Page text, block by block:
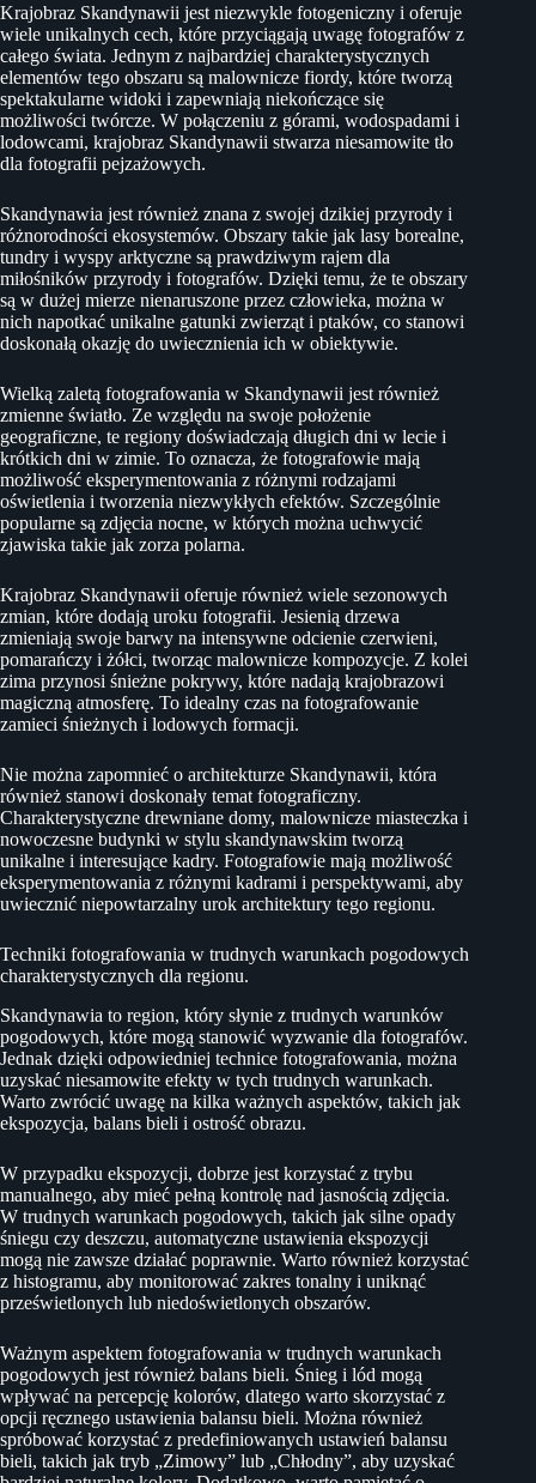
Krajobraz Skandynawii jest niezwykle fotogeniczny i oferuje
wiele unikalnych cech, które przyciągają uwagę fotografów z
całego świata. Jednym z najbardziej charakterystycznych
elementów tego obszaru są malownicze fiordy, które tworzą
spektakularne widoki i zapewniają niekończące się
możliwości twórcze. W połączeniu z górami, wodospadami i
lodowcami, krajobraz Skandynawii stwarza niesamowite tło
dla fotografii pejzażowych.
Skandynawia jest również znana z swojej dzikiej przyrody i
różnorodności ekosystemów. Obszary takie jak lasy borealne,
tundry i wyspy arktyczne są prawdziwym rajem dla
miłośników przyrody i fotografów. Dzięki temu, że te obszary
są w dużej mierze nienaruszone przez człowieka, można w
nich napotkać unikalne gatunki zwierząt i ptaków, co stanowi
doskonałą okazję do uwiecznienia ich w obiektywie.
Wielką zaletą fotografowania w Skandynawii jest również
zmienne światło. Ze względu na swoje położenie
geograficzne, te regiony doświadczają długich dni w lecie i
krótkich dni w zimie. To oznacza, że fotografowie mają
możliwość eksperymentowania z różnymi rodzajami
oświetlenia i tworzenia niezwykłych efektów. Szczególnie
popularne są zdjęcia nocne, w których można uchwycić
zjawiska takie jak zorza polarna.
Krajobraz Skandynawii oferuje również wiele sezonowych
zmian, które dodają uroku fotografii. Jesienią drzewa
zmieniają swoje barwy na intensywne odcienie czerwieni,
pomarańczy i żółci, tworząc malownicze kompozycje. Z kolei
zima przynosi śnieżne pokrywy, które nadają krajobrazowi
magiczną atmosferę. To idealny czas na fotografowanie
zamieci śnieżnych i lodowych formacji.
Nie można zapomnieć o architekturze Skandynawii, która
również stanowi doskonały temat fotograficzny.
Charakterystyczne drewniane domy, malownicze miasteczka i
nowoczesne budynki w stylu skandynawskim tworzą
unikalne i interesujące kadry. Fotografowie mają możliwość
eksperymentowania z różnymi kadrami i perspektywami, aby
uwiecznić niepowtarzalny urok architektury tego regionu.
Techniki fotografowania w trudnych warunkach pogodowych
charakterystycznych dla regionu.
Skandynawia to region, który słynie z trudnych warunków
pogodowych, które mogą stanowić wyzwanie dla fotografów.
Jednak dzięki odpowiedniej technice fotografowania, można
uzyskać niesamowite efekty w tych trudnych warunkach.
Warto zwrócić uwagę na kilka ważnych aspektów, takich jak
ekspozycja, balans bieli i ostrość obrazu.
W przypadku ekspozycji, dobrze jest korzystać z trybu
manualnego, aby mieć pełną kontrolę nad jasnością zdjęcia.
W trudnych warunkach pogodowych, takich jak silne opady
śniegu czy deszczu, automatyczne ustawienia ekspozycji
mogą nie zawsze działać poprawnie. Warto również korzystać
z histogramu, aby monitorować zakres tonalny i uniknąć
prześwietlonych lub niedoświetlonych obszarów.
Ważnym aspektem fotografowania w trudnych warunkach
pogodowych jest również balans bieli. Śnieg i lód mogą
wpływać na percepcję kolorów, dlatego warto skorzystać z
opcji ręcznego ustawienia balansu bieli. Można również
spróbować korzystać z predefiniowanych ustawień balansu
bieli, takich jak tryb „Zimowy” lub „Chłodny”, aby uzyskać